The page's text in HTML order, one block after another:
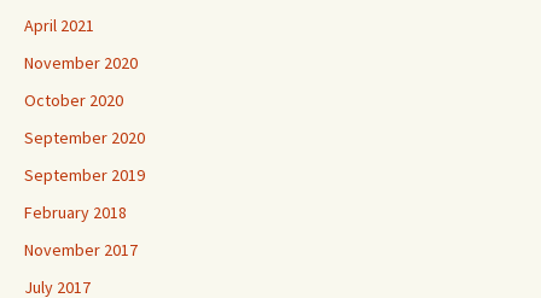
April 2021
November 2020
October 2020
September 2020
September 2019
February 2018
November 2017
July 2017